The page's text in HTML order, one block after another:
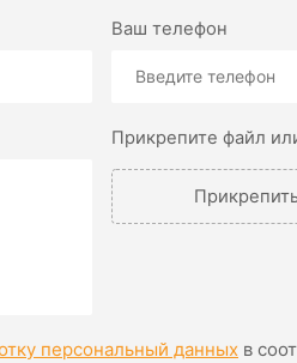
Ваш телефон
Прикрепите файл
персональный данных в